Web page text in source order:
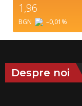
1,96
BGN –0,01 %
Despre noi